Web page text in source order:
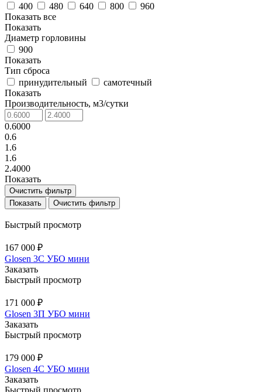
400
480 640 800
960
Показать все
Показать
Диаметр горловины
900
Показать
Тип сброса
принудительный
самотечный
Показать
Производительность, м3/сутки
0.6000
0.6
1.6
1.6
2.4000
Показать
Очистить фильтр
Очистить фильтр
Быстрый просмотр
167 000 ₽
Glosen 3C УБО мини
Заказать
Быстрый просмотр
171 000 ₽
Glosen 3П УБО мини
Заказать
Быстрый просмотр
179 000 ₽
Glosen 4C УБО мини
Заказать
Быстрый просмотр